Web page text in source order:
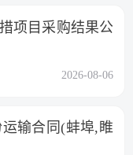
项目采购结果公
2026-08-06
运输合同(蚌埠,睢